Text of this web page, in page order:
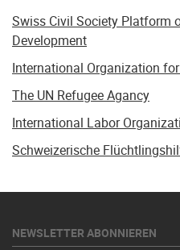
Swiss Civil Society Platform
Development
International Organization
The UN Refugee Agancy
International Labor
Schweizerische
NEWSLETTER ABONNIEREN